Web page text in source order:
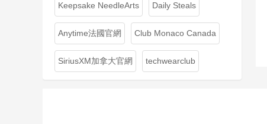
Keepsake NeedleArts Daily Steals
Anytime法國官網 Club Monaco Canada
SiriusXM加拿大官網 techwearclub